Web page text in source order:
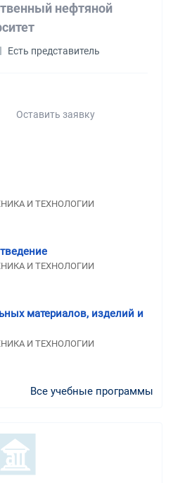
нефтяной
Есть представитель
Оставить заявку
И ТЕХНОЛОГИИ
И ТЕХНОЛОГИИ
материалов, изделий и
И ТЕХНОЛОГИИ
Все учебные программы